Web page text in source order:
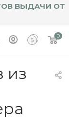
ВЫДАЧИ ОТ
0
из